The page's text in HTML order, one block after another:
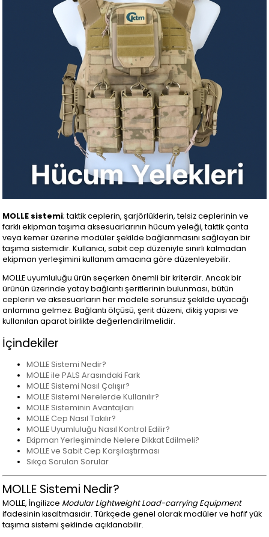
MOLLE sistemi; taktik ceplerin, şarjörlüklerin, telsiz ceplerinin ve
farklı ekipman taşıma aksesuarlarının hücum yeleği, taktik çanta
veya kemer üzerine modüler şekilde bağlanmasını sağlayan bir
taşıma sistemidir. Kullanıcı, sabit cep düzeniyle sınırlı kalmadan
ekipman yerleşimini kullanım amacına göre düzenleyebilir.
MOLLE uyumluluğu ürün seçerken önemli bir kriterdir. Ancak bir
ürünün üzerinde yatay bağlantı şeritlerinin bulunması, bütün
ceplerin ve aksesuarların her modele sorunsuz şekilde uyacağı
anlamına gelmez. Bağlantı ölçüsü, şerit düzeni, dikiş yapısı ve
kullanılan aparat birlikte değerlendirilmelidir.
İçindekiler
MOLLE Sistemi Nedir?
MOLLE ile PALS Arasındaki Fark
MOLLE Sistemi Nasıl Çalışır?
MOLLE Sistemi Nerelerde Kullanılır?
MOLLE Sisteminin Avantajları
MOLLE Cep Nasıl Takılır?
MOLLE Uyumluluğu Nasıl Kontrol Edilir?
Ekipman Yerleşiminde Nelere Dikkat Edilmeli?
MOLLE ve Sabit Cep Karşılaştırması
Sıkça Sorulan Sorular
MOLLE Sistemi Nedir?
MOLLE, İngilizce Modular Lightweight Load-carrying Equipment
ifadesinin kısaltmasıdır. Türkçede genel olarak modüler ve hafif yük
taşıma sistemi şeklinde açıklanabilir.